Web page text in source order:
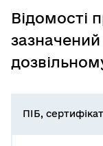
Відомості
ПІБ, сертифікат